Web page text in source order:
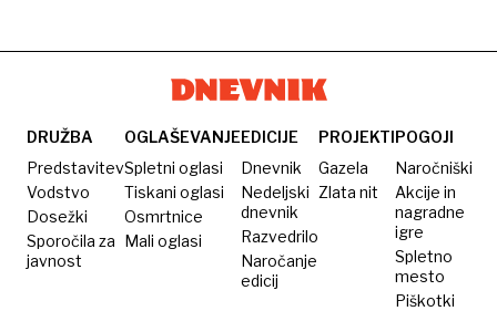
DRUŽBA
Predstavitev
Vodstvo
Dosežki
Sporočila za
javnost
OGLAŠEVANJE
Spletni oglasi
Tiskani oglasi
Osmrtnice
Mali oglasi
EDICIJE
Dnevnik
Nedeljski
dnevnik
Razvedrilo
Naročanje
edicij
PROJEKTI
Gazela
Zlata nit
POGOJI
Naročniški
Akcije in
nagradne
igre
Spletno
mesto
Piškotki